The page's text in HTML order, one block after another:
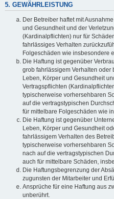
5. GEWÄHRLEISTUNG
Der Betreiber haftet mit
und Gesundheit und der
(Kardinalpflichten) nur für
fahrlässiges Verhalten
Folgeschäden wie insbesondere
Die Haftung ist gegenüber
grob fahrlässigem Verhalten oder
Leben, Körper und Gesundheit
Vertragspflichten
typischerweise vorhersehbaren
auf die vertragstypischen
für mittelbare Folgeschäden wie
Die Haftung ist gegenüber
Leben, Körper und Gesundheit
fahrlässigem Verhalten des
typischerweise vorhersehbaren
nach auf die vertragstypischen
auch für mittelbare Schäden,
Die Haftungsbegrenzung der
zugunsten der Mitarbeiter und
Ansprüche für eine Haftung aus
unberührt.